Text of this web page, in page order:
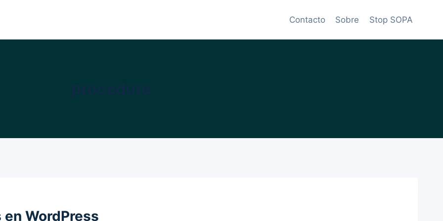
Contacto Sobre Stop SOPA
WordPress